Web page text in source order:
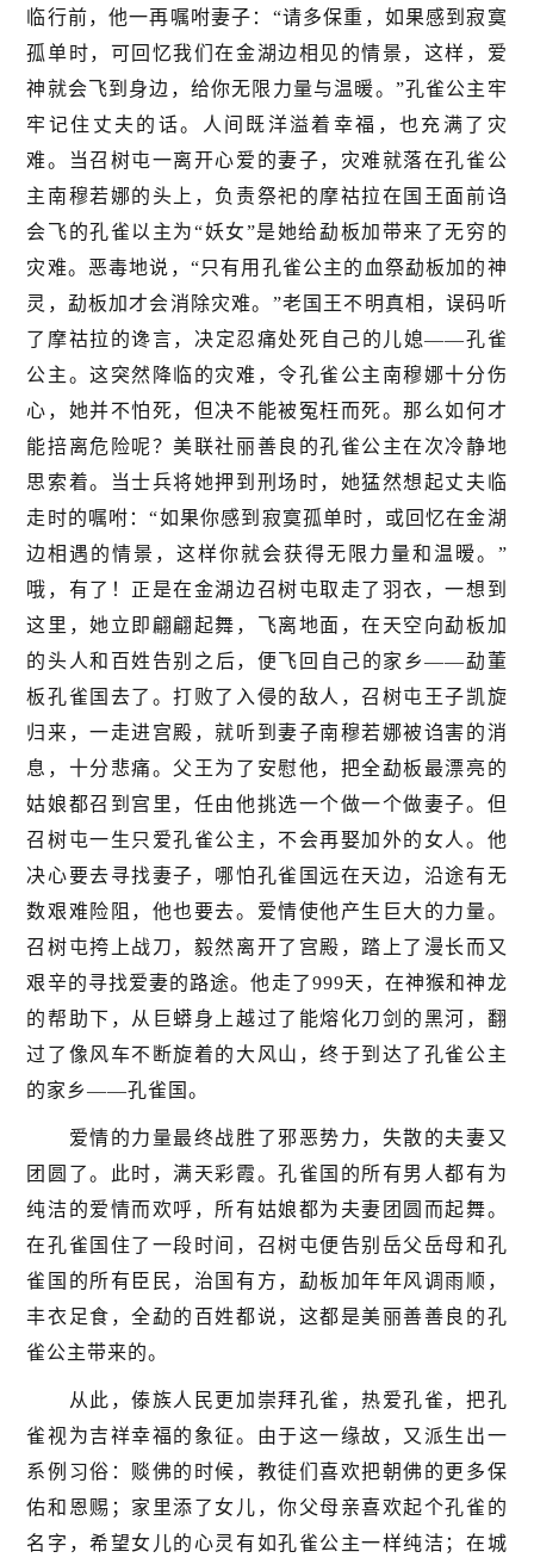
临行前，他一再嘱咐妻子：“请多保重，如果感到寂寞
孤单时，可回忆我们在金湖边相见的情景，这样，爱
神就会飞到身边，给你无限力量与温暖。”孔雀公主牢
牢记住丈夫的话。人间既洋溢着幸福，也充满了灾
难。当召树屯一离开心爱的妻子，灾难就落在孔雀公
主南穆若娜的头上，负责祭祀的摩祜拉在国王面前诌
会飞的孔雀以主为“妖女”是她给勐板加带来了无穷的
灾难。恶毒地说，“只有用孔雀公主的血祭勐板加的神
灵，勐板加才会消除灾难。”老国王不明真相，误码听
了摩祜拉的谗言，决定忍痛处死自己的儿媳——孔雀
公主。这突然降临的灾难，令孔雀公主南穆娜十分伤
心，她并不怕死，但决不能被冤枉而死。那么如何才
能掊离危险呢？美联社丽善良的孔雀公主在次冷静地
思索着。当士兵将她押到刑场时，她猛然想起丈夫临
走时的嘱咐：“如果你感到寂寞孤单时，或回忆在金湖
边相遇的情景，这样你就会获得无限力量和温暧。”
哦，有了！正是在金湖边召树屯取走了羽衣，一想到
这里，她立即翩翩起舞，飞离地面，在天空向勐板加
的头人和百姓告别之后，便飞回自己的家乡——勐董
板孔雀国去了。打败了入侵的敌人，召树屯王子凯旋
归来，一走进宫殿，就听到妻子南穆若娜被诌害的消
息，十分悲痛。父王为了安慰他，把全勐板最漂亮的
姑娘都召到宫里，任由他挑选一个做一个做妻子。但
召树屯一生只爱孔雀公主，不会再娶加外的女人。他
决心要去寻找妻子，哪怕孔雀国远在天边，沿途有无
数艰难险阻，他也要去。爱情使他产生巨大的力量。
召树屯挎上战刀，毅然离开了宫殿，踏上了漫长而又
艰辛的寻找爱妻的路途。他走了999天，在神猴和神龙
的帮助下，从巨蟒身上越过了能熔化刀剑的黑河，翻
过了像风车不断旋着的大风山，终于到达了孔雀公主
的家乡——孔雀国。
爱情的力量最终战胜了邪恶势力，失散的夫妻又
团圆了。此时，满天彩霞。孔雀国的所有男人都有为
纯洁的爱情而欢呼，所有姑娘都为夫妻团圆而起舞。
在孔雀国住了一段时间，召树屯便告别岳父岳母和孔
雀国的所有臣民，治国有方，勐板加年年风调雨顺，
丰衣足食，全勐的百姓都说，这都是美丽善善良的孔
雀公主带来的。
从此，傣族人民更加崇拜孔雀，热爱孔雀，把孔
雀视为吉祥幸福的象征。由于这一缘故，又派生出一
系例习俗：赕佛的时候，教徒们喜欢把朝佛的更多保
佑和恩赐；家里添了女儿，你父母亲喜欢起个孔雀的
名字，希望女儿的心灵有如孔雀公主一样纯洁；在城